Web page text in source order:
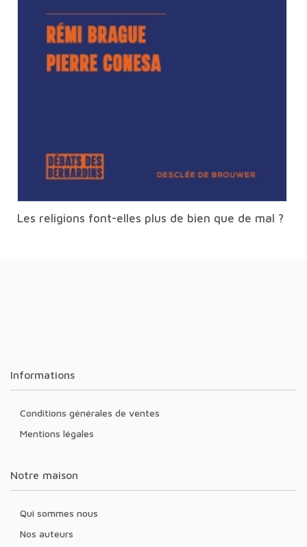
Les religions font-elles plus de bien que de mal ?
Informations
Conditions générales de ventes
Mentions légales
Notre maison
Qui sommes nous
Nos auteurs